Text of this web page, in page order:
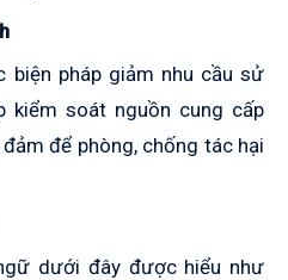
biện pháp giảm nhu cầu sử
kiểm soát nguồn cung cấp
để phòng, chống tác hại
dưới đây được hiểu như